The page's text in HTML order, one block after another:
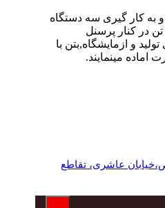
به کار گیری سه دستگاه
بچینگ پلانت با ظرفیت 2500 تن در کنار پرسنل
و ازمایشگاه,بتن با
اماده مینمایند.
مخصوص،خیابان عاشری، تقاطع